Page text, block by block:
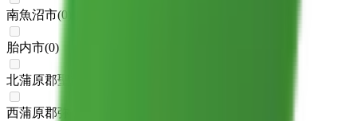
南魚沼市(0
胎内市(0)
北蒲原郡聖籠町
西蒲原郡弥彦村